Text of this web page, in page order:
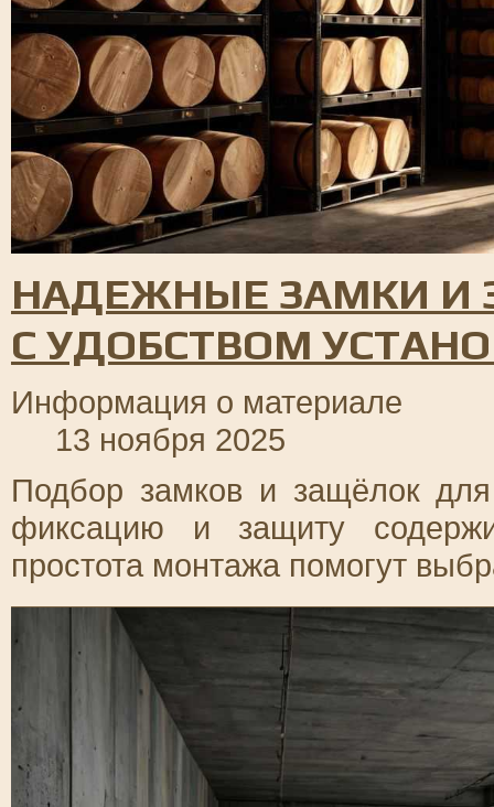
НАДЕЖНЫЕ ЗАМКИ И
С УДОБСТВОМ
Информация о материале
13 ноября 2025
Подбор замков и защёлок
фиксацию и защиту
простота монтажа помогут